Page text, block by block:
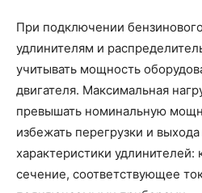
При подключении
удлинителям и
учитывать мощность
двигателя. Максимальная
превышать номинальную
избежать перегрузки и
характеристики
сечение, соответствующее